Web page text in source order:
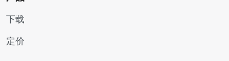
下载
定价